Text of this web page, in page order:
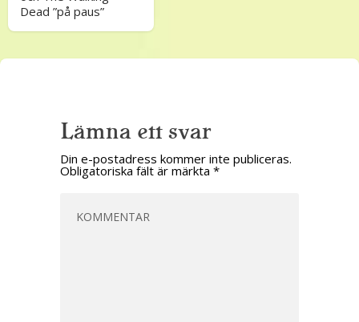
Dead ”på paus”
Lämna ett svar
Din e-postadress kommer inte publiceras.
Obligatoriska fält är märkta *